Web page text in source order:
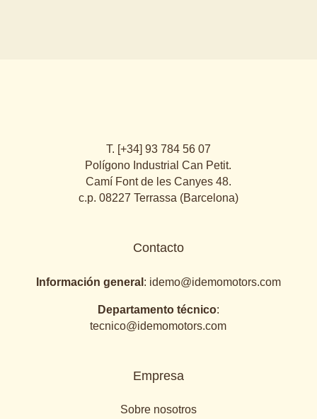
T. [+34] 93 784 56 07
Polígono Industrial Can Petit.
Camí Font de les Canyes 48.
c.p. 08227 Terrassa (Barcelona)
Contacto
Información general : idemo@idemomotors.com
Departamento técnico:
tecnico@idemomotors.com
Empresa
Sobre nosotros